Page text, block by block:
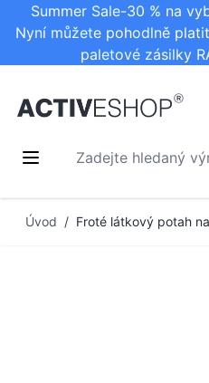
Summer Sale-30 % na
Nyní můžete pohodlně
paletové zásilky
Zadejte hledaný
Úvod / Froté látkový potah